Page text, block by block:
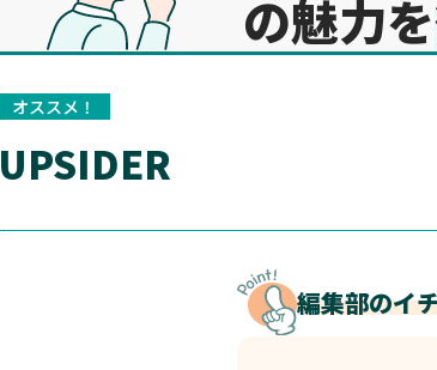
の魅力を
オススメ！
UPSIDER
編集部のイ